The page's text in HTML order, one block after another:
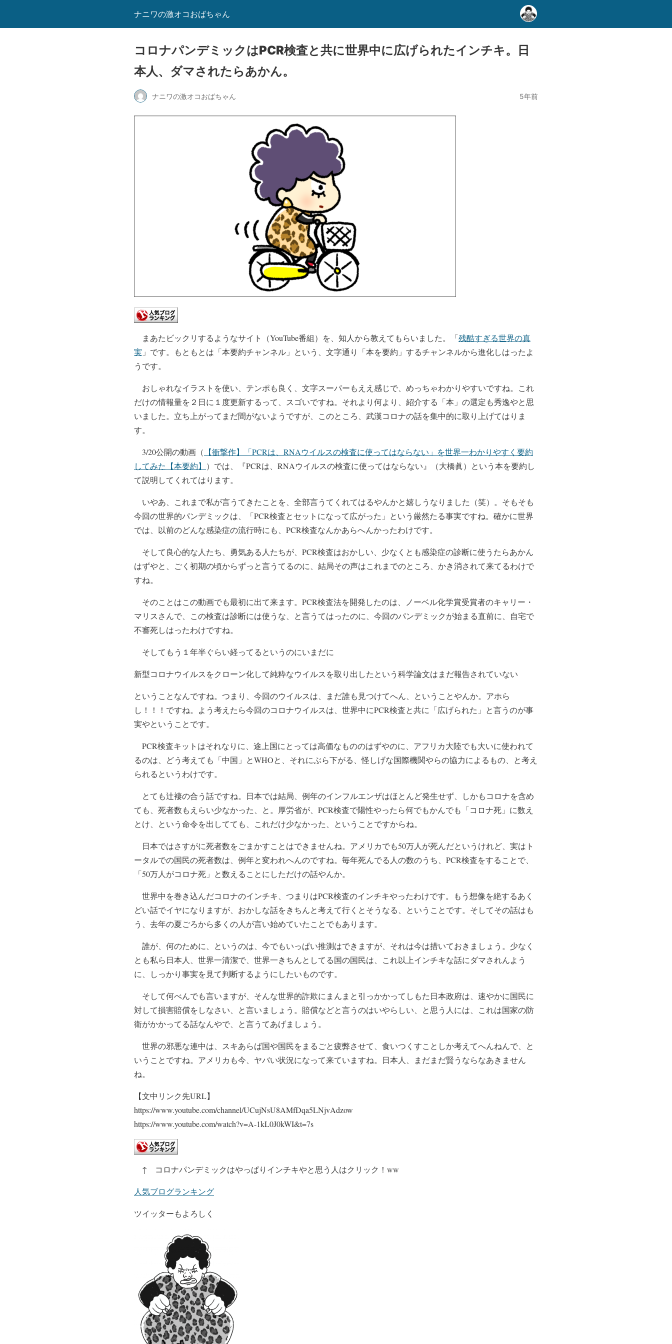
ナニワの激オコおばちゃん
コロナパンデミックはPCR検査と共に世界中に広げられたインチキ。日
本人、ダマされたらあかん。
ナニワの激オコおばちゃん 5年前
まあたビックリするようなサイト（YouTube番組）を、知人から教えてもらいました。「残酷すぎる世界の真
実 」です。もともとは「本要約チャンネル」という、文字通り「本を要約」するチャンネルから進化しはったよ
うです。
おしゃれなイラストを使い、テンポも良く、文字スーパーもええ感じで、めっちゃわかりやすいですね。これ
だけの情報量を２日に１度更新するって、スゴいですね。それより何より、紹介する「本」の選定も秀逸やと思
いました。立ち上がってまだ間がないようですが、このところ、武漢コロナの話を集中的に取り上げてはりま
す。
3/20公開の動画（ 【衝撃作】「PCRは、RNAウイルスの検査に使ってはならない」を世界一わかりやすく要約
してみた【本要約】 ）では、『PCRは、RNAウイルスの検査に使ってはならない』（大橋眞）という本を要約し
て説明してくれてはります。
いやあ、これまで私が言うてきたことを、全部言うてくれてはるやんかと嬉しうなりました（笑）。そもそも
今回の世界的パンデミックは、「PCR検査とセットになって広がった」という厳然たる事実ですね。確かに世界
では、以前のどんな感染症の流行時にも、PCR検査なんかあらへんかったわけです。
そして良心的な人たち、勇気ある人たちが、PCR検査はおかしい、少なくとも感染症の診断に使うたらあかん
はずやと、ごく初期の頃からずっと言うてるのに、結局その声はこれまでのところ、かき消されて来てるわけで
すね。
そのことはこの動画でも最初に出て来ます。PCR検査法を開発したのは、ノーベル化学賞受賞者のキャリー・
マリスさんで、この検査は診断には使うな、と言うてはったのに、今回のパンデミックが始まる直前に、自宅で
不審死しはったわけですね。
そしてもう１年半ぐらい経ってるというのにいまだに
新型コロナウイルスをクローン化して純粋なウイルスを取り出したという科学論文はまだ報告されていない
ということなんですね。つまり、今回のウイルスは、まだ誰も見つけてへん、ということやんか。アホら
し！！！ですね。よう考えたら今回のコロナウイルスは、世界中にPCR検査と共に「広げられた」と言うのが事
実やということです。
PCR検査キットはそれなりに、途上国にとっては高価なもののはずやのに、アフリカ大陸でも大いに使われて
るのは、どう考えても「中国」とWHOと、それにぶら下がる、怪しげな国際機関やらの協力によるもの、と考え
られるというわけです。
とても辻褄の合う話ですね。日本では結局、例年のインフルエンザはほとんど発生せず、しかもコロナを含め
ても、死者数もえらい少なかった、と。厚労省が、PCR検査で陽性やったら何でもかんでも「コロナ死」に数え
とけ、という命令を出してても、これだけ少なかった、ということですからね。
日本ではさすがに死者数をごまかすことはできませんね。アメリカでも50万人が死んだというけれど、実はト
ータルでの国民の死者数は、例年と変われへんのですね。毎年死んでる人の数のうち、PCR検査をすることで、
「50万人がコロナ死」と数えることにしただけの話やんか。
世界中を巻き込んだコロナのインチキ、つまりはPCR検査のインチキやったわけです。もう想像を絶するあく
どい話でイヤになりますが、おかしな話をきちんと考えて行くとそうなる、ということです。そしてその話はも
う、去年の夏ごろから多くの人が言い始めていたことでもあります。
誰が、何のために、というのは、今でもいっぱい推測はできますが、それは今は措いておきましょう。少なく
とも私ら日本人、世界一清潔で、世界一きちんとしてる国の国民は、これ以上インチキな話にダマされんよう
に、しっかり事実を見て判断するようにしたいものです。
そして何べんでも言いますが、そんな世界的詐欺にまんまと引っかかってしもた日本政府は、速やかに国民に
対して損害賠償をしなさい、と言いましょう。賠償などと言うのはいやらしい、と思う人には、これは国家の防
衛がかかってる話なんやで、と言うてあげましょう。
世界の邪悪な連中は、スキあらば国や国民をまるごと疲弊させて、食いつくすことしか考えてへんねんで、と
いうことですね。アメリカも今、ヤバい状況になって来ていますね。日本人、まだまだ賢うならなあきません
ね。
【文中リンク先URL】
https://www.youtube.com/channel/UCujNsU8AMfDqa5LNjvAdzow
https://www.youtube.com/watch?v=A-1kL0J0kWI&t=7s
↑ コロナパンデミックはやっぱりインチキやと思う人はクリック！ww
人気ブログランキング
ツイッターもよろしく